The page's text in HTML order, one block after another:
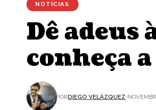
NOTÍCIAS
Dê adeus
conheça
PORDIEGO VELÁZQUEZ